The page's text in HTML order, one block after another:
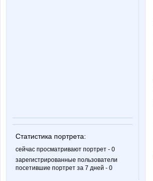
Статистика портрета:
сейчас просматривают портрет - 0
зарегистрированные пользователи
посетившие портрет за 7 дней - 0